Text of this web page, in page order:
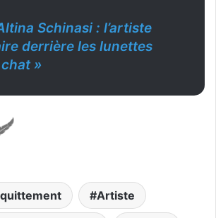
Schinasi : l’artiste
derrière les lunettes
»
Artiste